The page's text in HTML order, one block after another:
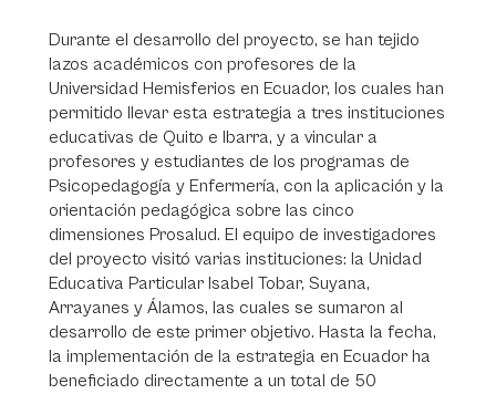
Durante el desarrollo del proyecto, se han tejido
lazos académicos con profesores de la
Universidad Hemisferios en Ecuador, los cuales han
permitido llevar esta estrategia a tres instituciones
educativas de Quito e Ibarra, y a vincular a
profesores y estudiantes de los programas de
Psicopedagogía y Enfermería, con la aplicación y la
orientación pedagógica sobre las cinco
dimensiones Prosalud. El equipo de investigadores
del proyecto visitó varias instituciones: la Unidad
Educativa Particular Isabel Tobar, Suyana,
Arrayanes y Álamos, las cuales se sumaron al
desarrollo de este primer objetivo. Hasta la fecha,
la implementación de la estrategia en Ecuador ha
beneficiado directamente a un total de 50